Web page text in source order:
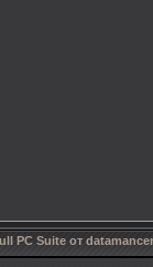
PC Suite от